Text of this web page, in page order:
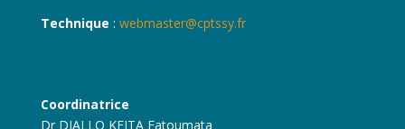
Technique : webmaster@cptssy.fr
Coordinatrice
Dr DIALLO KEITA Fatoumata